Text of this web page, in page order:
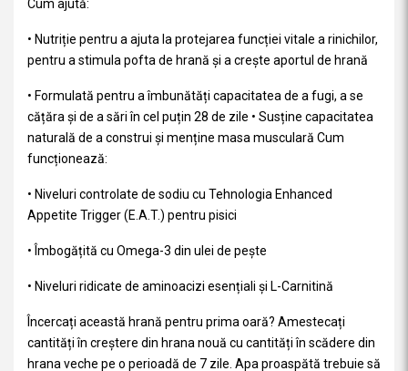
Cum ajută:
• Nutriție pentru a ajuta la protejarea funcției vitale a rinichilor,
pentru a stimula pofta de hrană și a crește aportul de hrană
• Formulată pentru a îmbunătăți capacitatea de a fugi, a se
cățăra și de a sări în cel puțin 28 de zile • Susține capacitatea
naturală de a construi și menține masa musculară Cum
funcționează:
• Niveluri controlate de sodiu cu Tehnologia Enhanced
Appetite Trigger (E.A.T.) pentru pisici
• Îmbogățită cu Omega-3 din ulei de pește
• Niveluri ridicate de aminoacizi esențiali și L-Carnitină
Încercați această hrană pentru prima oară? Amestecați
cantități în creștere din hrana nouă cu cantități în scădere din
hrana veche pe o perioadă de 7 zile. Apa proaspătă trebuie să